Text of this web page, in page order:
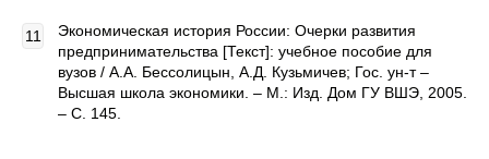
Экономическая история России: Очерки развития
предпринимательства [Текст]: учебное пособие для
вузов / А.А. Бессолицын, А.Д. Кузьмичев; Гос. ун-т –
Высшая школа экономики. – М.: Изд. Дом ГУ ВШЭ, 2005.
– С. 145.